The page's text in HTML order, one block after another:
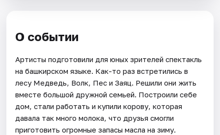
О событии
Артисты подготовили для юных зрителей спектакль
на башкирском языке. Как-то раз встретились в
лесу Медведь, Волк, Пес и Заяц. Решили они жить
вместе большой дружной семьей. Построили себе
дом, стали работать и купили корову, которая
давала так много молока, что друзья смогли
приготовить огромные запасы масла на зиму.